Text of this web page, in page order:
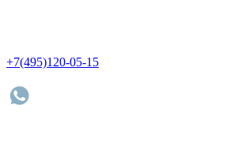
+7(495)120-05-15